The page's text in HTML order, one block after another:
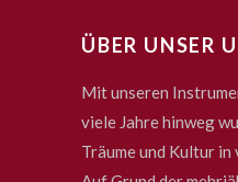
ÜBER UNSER
Mit unseren
viele Jahre hinweg
Träume und Kultur